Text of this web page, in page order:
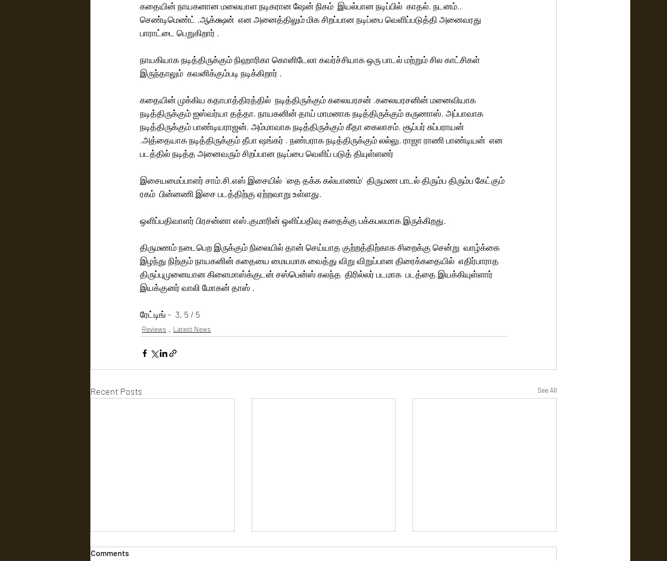
கதையின் நாயகனான மலையாள நடிகரான ஷேன் நிகம்  இயல்பான நடிப்பில்  காதல், நடனம்,,
செண்டிமெண்ட் ,ஆக்க்ஷன்  என அனைத்திலும் மிக சிறப்பான நடிப்பை வெளிப்படுத்தி அனைவரது
பாராட்டை பெறுகிறார் .
நாயகியாக நடித்திருக்கும் நிஹாரிகா கொனிடேலா கவர்ச்சியாக ஒரு பாடல் மற்றும் சில காட்சிகள்
இருந்தாலும்  கவனிக்கும்படி நடிக்கிறார் .
கதையின் முக்கிய கதாபாத்திரத்தில்  நடித்திருக்கும் கலையரசன் ,கலையரசனின் மனைவியாக
நடித்திருக்கும் ஐஸ்வர்யா தத்தா, நாயகனின் தாய் மாமனாக நடித்திருக்கும் கருணாஸ், அப்பாவாக
நடித்திருக்கும் பாண்டியராஜன், அம்மாவாக நடித்திருக்கும் கீதா கைலாசம், சூப்பர் சுப்பராயன்
,அத்தையாக நடித்திருக்கும் தீபா ஷங்கர் , நண்பராக நடித்திருக்கும் லல்லு, ராஜா ராணி பாண்டியன்  என
படத்தில் நடித்த அனைவரும் சிறப்பான நடிப்பை வெளிப் படுத் தியுள்ளனர்
இசையமைப்பாளர் சாம்.சி.எஸ் இசையில்  ’தை தக்க கல்யாணம்’  திருமண பாடல் திரும்ப திரும்ப கேட்கும்
ரகம்  பின்னணி இசை படத்திற்கு ஏற்றவாறு உள்ளது.
ஒளிப்பதிவாளர் பிரசன்னா எஸ்.குமாரின் ஒளிப்பதிவு கதைக்கு பக்கபலமாக இருக்கிறது.
திருமணம் நடைபெற இருக்கும் நிலையில் தான் செய்யாத குற்றத்திற்காக சிறைக்கு சென்று  வாழ்க்கை
இழந்து நிற்கும் நாயகனின் கதையை மையமாக வைத்து விறு விறுப்பான திரைக்கதையில்  எதிர்பாராத
திருப்புமுனையான கிளைமாஸ்க்குடன் சஸ்பென்ஸ் கலந்த  திரில்லர் படமாக  படத்தை இயக்கியுள்ளார்
இயக்குனர் வாலி மோகன் தாஸ் .
ரேட்டிங் -  3. 5 / 5
Reviews Latest News
Recent Posts See All
Comments